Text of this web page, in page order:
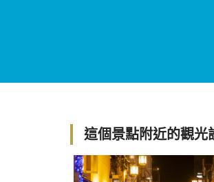
這個景點附近的觀光